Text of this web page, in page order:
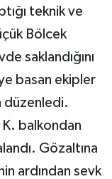
teknik ve
Bölcek
saklandığını
basan ekipler
düzenledi.
K. balkondan
Gözaltına
ardından sevk